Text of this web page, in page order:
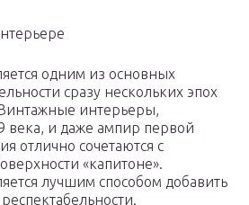
одним из основных
сразу нескольких эпох
интерьеры,
века, и даже ампир первой
отлично сочетаются с
«капитоне».
лучшим способом добавить